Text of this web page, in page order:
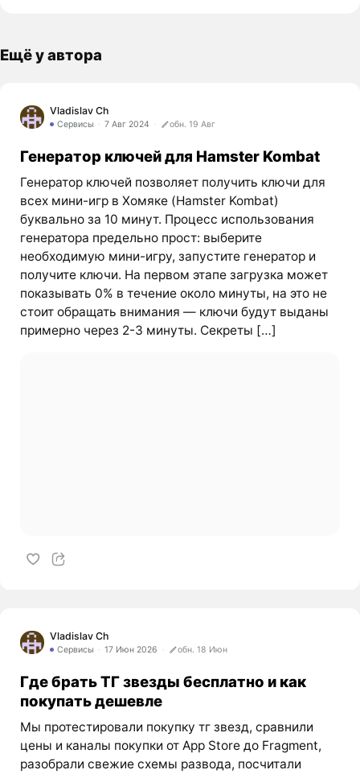
Ещё у автора
Vladislav Ch
Сервисы 7 Авг 2024 обн. 19 Авг
Генератор ключей для Hamster Kombat
Генератор ключей позволяет получить ключи для
всех мини-игр в Хомяке (Hamster Kombat)
буквально за 10 минут. Процесс использования
генератора предельно прост: выберите
необходимую мини-игру, запустите генератор и
получите ключи. На первом этапе загрузка может
показывать 0% в течение около минуты, на это не
стоит обращать внимания — ключи будут выданы
примерно через 2-3 минуты. Секреты […]
Vladislav Ch
Сервисы 17 Июн 2026 обн. 18 Июн
Где брать ТГ звезды бесплатно и как
покупать дешевле
Мы протестировали покупку тг звезд, сравнили
цены и каналы покупки от App Store до Fragment,
разобрали свежие схемы развода, посчитали